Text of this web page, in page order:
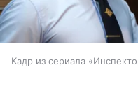
Кадр из сериала